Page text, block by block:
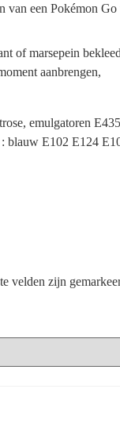
van een Pokémon Go
of marsepein
aanbrengen,
emulgatoren E435
blauw E102 E124
velden zijn